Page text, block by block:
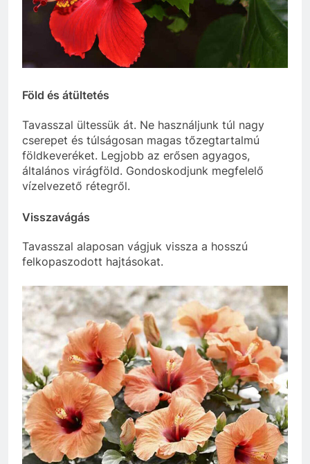
Föld és átültetés
Tavasszal ültessük át. Ne használjunk túl nagy
cserepet és túlságosan magas tőzegtartalmú
földkeveréket. Legjobb az erősen agyagos,
általános virágföld. Gondoskodjunk megfelelő
vízelvezető rétegről.
Visszavágás
Tavasszal alaposan vágjuk vissza a hosszú
felkopaszodott hajtásokat.